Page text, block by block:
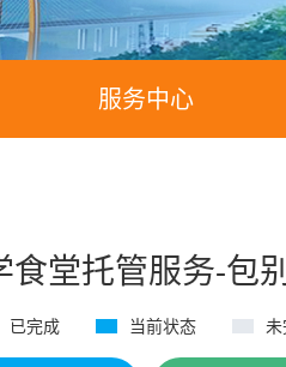
服务中心
食堂托管服务-包
已完成 当前状态